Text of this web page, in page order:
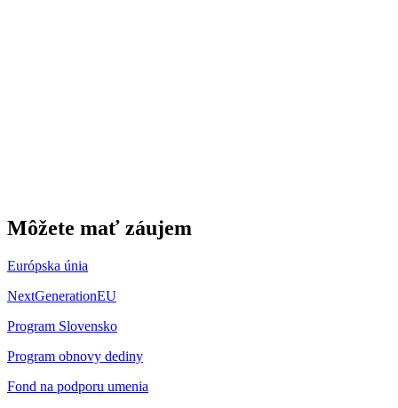
Môžete mať záujem
Európska únia
NextGenerationEU
Program Slovensko
Program obnovy dediny
Fond na podporu umenia